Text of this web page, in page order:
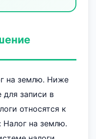
на землю. Ниже
для записи в
относятся к
Налог на землю.